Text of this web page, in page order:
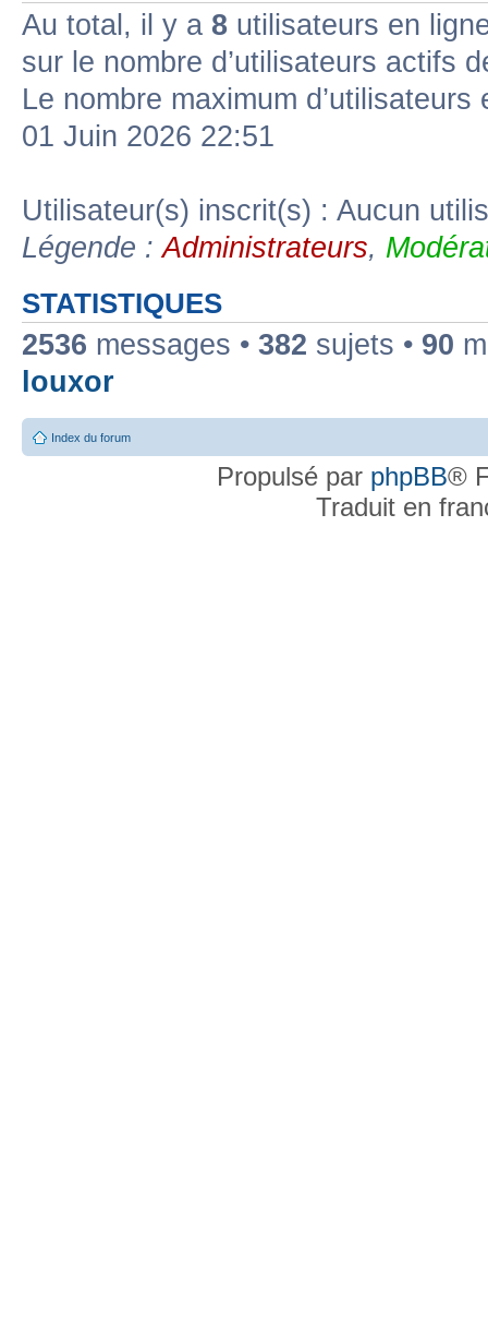
Au total, il y a 8 utilisateurs en
sur le nombre d’utilisateurs actifs
Le nombre maximum
01 Juin 2026 22:51
Utilisateur(s) inscrit(s) : Aucun
Légende :Administrateurs,
STATISTIQUES
2536 messages • 382 sujets • 90
louxor
Index du forum
Propulsé par phpBB®
Traduit en